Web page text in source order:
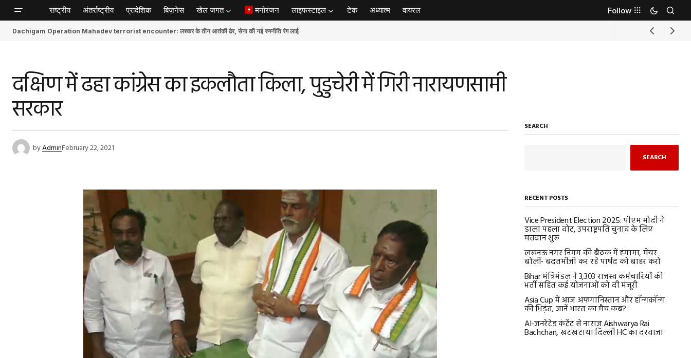
राष्ट्रीय अंतर्राष्ट्रीय प्रादेशिक बिज़नेस खेल जगत मनोरंजन लाइफस्टाइल टेक अध्यात्म वायरल Follow
Dachigam Operation Mahadev terrorist encounter: लश्कर के तीन आतंकी ढेर, सेना की नई रणनीति रंग लाई
दक्षिण में ढहा कांग्रेस का इकलौता किला, पुडुचेरी में गिरी नारायणसामी
सरकार
byAdminFebruary 22, 2021
SEARCH
SEARCH
RECENT POSTS
Vice President Election 2025: पीएम मोदी ने
डाला पहला वोट, उपराष्ट्रपति चुनाव के लिए
मतदान शुरू
लखनऊ नगर निगम की बैठक में हंगामा, मेयर
बोलीं- बदतमीजी कर रहे पार्षद को बाहर करो
Bihar मंत्रिमंडल ने 3,303 राजस्व कर्मचारियों की
भर्ती सहित कई योजनाओं को दी मंजूरी
Asia Cup में आज अफगानिस्तान और हॉन्गकॉन्ग
की भिड़ंत, जानें भारत का मैच कब?
AI-जनरेटेड कंटेंट से नाराज Aishwarya Rai
Bachchan, खटखटाया दिल्ली HC का दरवाजा